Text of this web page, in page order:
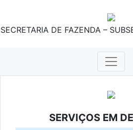
SECRETARIA DE FAZENDA –
SERVIÇOS EM